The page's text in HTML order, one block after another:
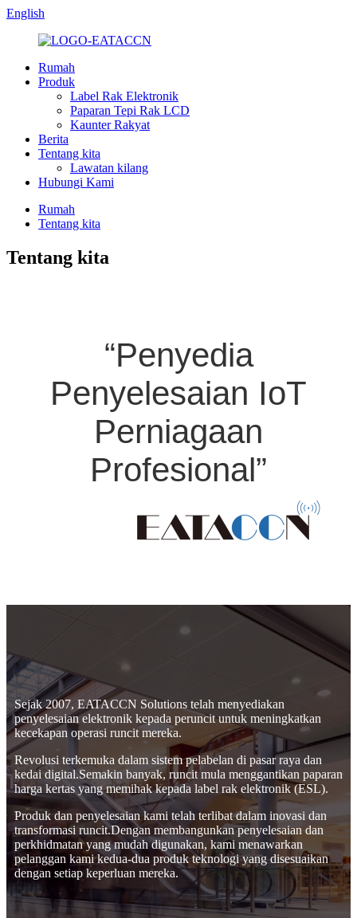
English
Rumah
Produk
Label Rak Elektronik
Paparan Tepi Rak LCD
Kaunter Rakyat
Berita
Tentang kita
Lawatan kilang
Hubungi Kami
Rumah
Tentang kita
Tentang kita
“Penyedia
Penyelesaian IoT
Perniagaan
Profesional”
Sejak 2007, EATACCN Solutions telah menyediakan
penyelesaian elektronik kepada peruncit untuk meningkatkan
kecekapan operasi runcit mereka.
Revolusi terkemuka dalam sistem pelabelan di pasar raya dan
kedai digital.Semakin banyak, runcit mula menggantikan paparan
harga kertas yang memihak kepada label rak elektronik (ESL).
Produk dan penyelesaian kami telah terlibat dalam inovasi dan
transformasi runcit.Dengan membangunkan penyelesaian dan
perkhidmatan yang mudah digunakan, kami menawarkan
pelanggan kami kedua-dua produk teknologi yang disesuaikan
dengan setiap keperluan mereka.